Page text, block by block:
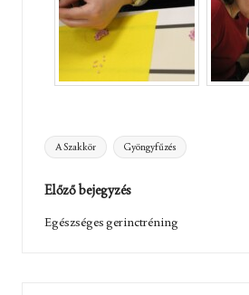
Tags:
A Szakkör Gyöngyfűzés
Post
navigation
Előző bejegyzés
Egészséges gerinctréning